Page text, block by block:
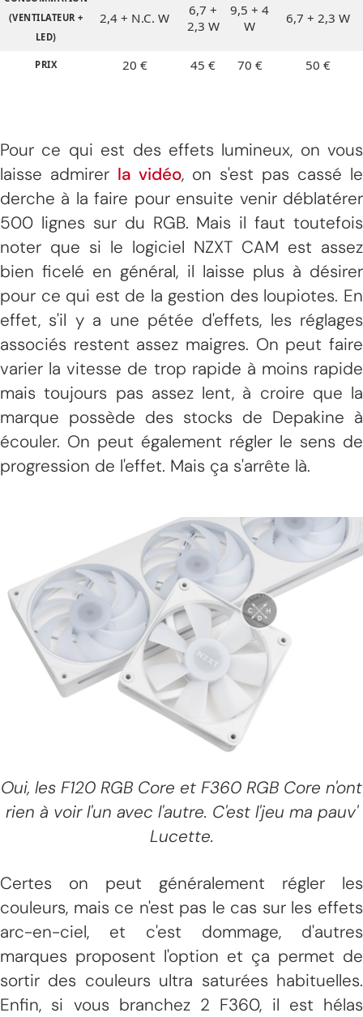
(VENTILATEUR +
LED)
2,4 + N.C. W
6,7 +
2,3 W
9,5 + 4
W
6,7 + 2,3 W
PRIX 20 € 45 € 70 € 50 €
Pour ce qui est des effets lumineux, on vous
laisse admirer la vidéo, on s'est pas cassé le
derche à la faire pour ensuite venir déblatérer
500 lignes sur du RGB. Mais il faut toutefois
noter que si le logiciel NZXT CAM est assez
bien ficelé en général, il laisse plus à désirer
pour ce qui est de la gestion des loupiotes. En
effet, s'il y a une pétée d'effets, les réglages
associés restent assez maigres. On peut faire
varier la vitesse de trop rapide à moins rapide
mais toujours pas assez lent, à croire que la
marque possède des stocks de Depakine à
écouler. On peut également régler le sens de
progression de l'effet. Mais ça s'arrête là.
Oui, les F120 RGB Core et F360 RGB Core n'ont
rien à voir l'un avec l'autre. C'est l'jeu ma pauv'
Lucette.
Certes on peut généralement régler les
couleurs, mais ce n'est pas le cas sur les effets
arc-en-ciel, et c'est dommage, d'autres
marques proposent l'option et ça permet de
sortir des couleurs ultra saturées habituelles.
Enfin, si vous branchez 2 F360, il est hélas